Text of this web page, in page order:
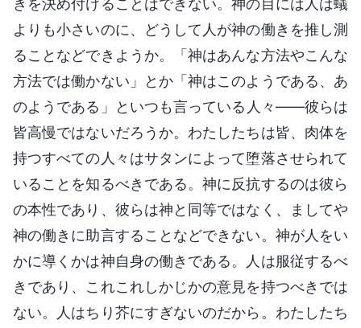
よりも小さいのに、どうして人が神の働きを推し測
ることなどできようか。「神はあんな方法やこんな
方法では働かない」とか「神はこのようである、あ
のようである」といつも言っている人々――彼らは
皆高慢ではないだろうか。わたしたちは皆、肉体を
持つすべての人々はサタンによって堕落させられて
いることを知るべきである。神に反抗するのは彼ら
の本性であり、彼らは神と同等ではなく、ましてや
神の働きに助言することなどできない。神が人をい
かに導くかは神自身の働きである。人は服従するべ
きであり、これこれしかじかの意見を持つべきでは
ない。人はちり芥にすぎないのだから。わたしたち